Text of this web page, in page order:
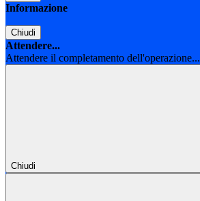
Informazione
Chiudi
Attendere...
Attendere il completamento dell'operazione...
Chiudi